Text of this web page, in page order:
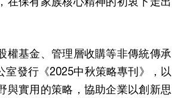
權基金、管理層收購等非傳統傳承
發行《2025中秋策略專刊》，以
與實用的策略，協助企業以創新思